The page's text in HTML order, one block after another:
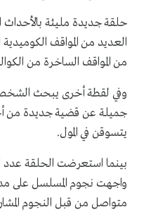
حلقة جديدة مليئة بالأحداث
العديد من المواقف الكوميدية
من المواقف الساخرة من
وفي لقطة أخرى يبحث الشخص
جميلة عن قضية جديدة من
يتسوقن في المول.
بينما استعرضت الحلقة عدد
واجهت نجوم المسلسل على
متواصل من قبل النجوم